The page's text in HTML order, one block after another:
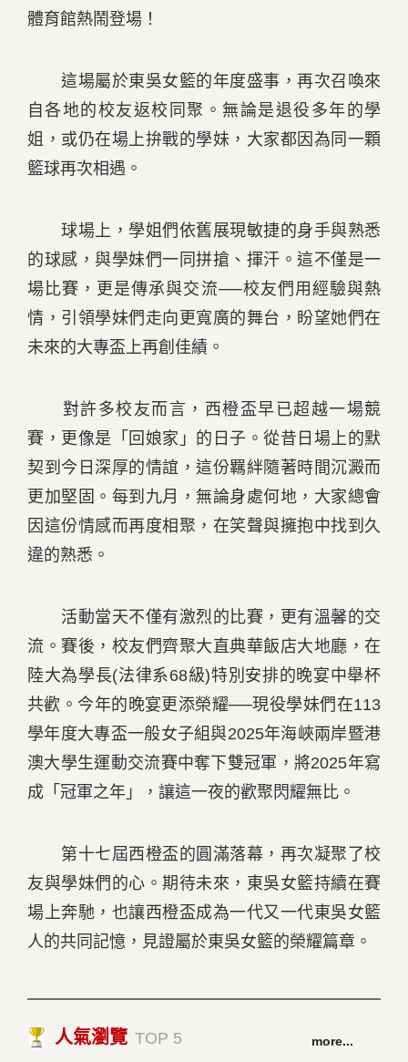
體育館熱鬧登場！
這場屬於東吳女籃的年度盛事，再次召喚來
自各地的校友返校同聚。無論是退役多年的學
姐，或仍在場上拚戰的學妹，大家都因為同一顆
籃球再次相遇。
球場上，學姐們依舊展現敏捷的身手與熟悉
的球感，與學妹們一同拼搶、揮汗。這不僅是一
場比賽，更是傳承與交流──校友們用經驗與熱
情，引領學妹們走向更寬廣的舞台，盼望她們在
未來的大專盃上再創佳績。
對許多校友而言，西橙盃早已超越一場競
賽，更像是「回娘家」的日子。從昔日場上的默
契到今日深厚的情誼，這份羈絆隨著時間沉澱而
更加堅固。每到九月，無論身處何地，大家總會
因這份情感而再度相聚，在笑聲與擁抱中找到久
違的熟悉。
活動當天不僅有激烈的比賽，更有溫馨的交
流。賽後，校友們齊聚大直典華飯店大地廳，在
陸大為學長(法律系68級)特別安排的晚宴中舉杯
共歡。今年的晚宴更添榮耀──現役學妹們在113
學年度大專盃一般女子組與2025年海峽兩岸暨港
澳大學生運動交流賽中奪下雙冠軍，將2025年寫
成「冠軍之年」，讓這一夜的歡聚閃耀無比。
第十七屆西橙盃的圓滿落幕，再次凝聚了校
友與學妹們的心。期待未來，東吳女籃持續在賽
場上奔馳，也讓西橙盃成為一代又一代東吳女籃
人的共同記憶，見證屬於東吳女籃的榮耀篇章。
人氣瀏覽 TOP 5 more...